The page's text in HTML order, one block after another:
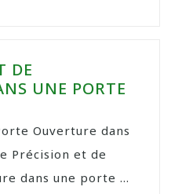
DE
UNE PORTE
Ouverture dans
Précision et de
dans une porte ...